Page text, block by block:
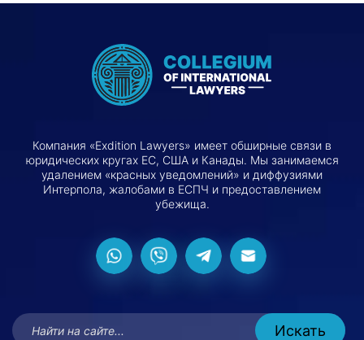
Компания «Exdition Lawyers» имеет обширные связи в
юридических кругах ЕС, США и Канады. Мы занимаемся
удалением «красных уведомлений» и диффузиями
Интерпола, жалобами в ЕСПЧ и предоставлением
убежища.